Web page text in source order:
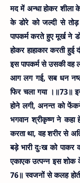
मद में अन्धा होकर शीला
के डोरे को जल्दी से तोड़
पापकर्म करते हुए मूर्ख ने
होकर हाहाकार करती हुई
इस पापकर्म से उसकी वह
आग लग गई, सब धन
फिर चला गया ।॥73॥
होने लगी, अनन्त को
भगवान श्रीकृष्ण ने कहा
करता था, वह शरीर से
बड़े भारी दुःख को पाकर
एकाएक उत्पन्न इस शोक
76॥ स्वजनों से कलह